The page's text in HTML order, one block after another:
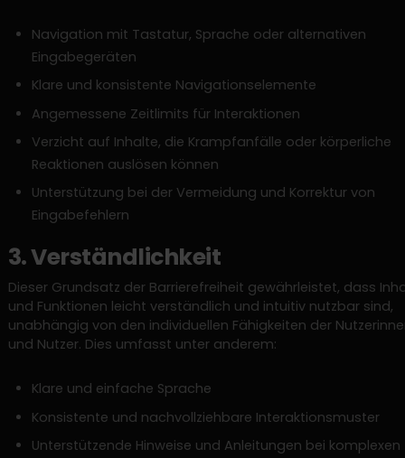
Navigation mit Tastatur, Sprache oder alternativen
Eingabegeräten
Klare und konsistente Navigationselemente
Angemessene Zeitlimits für Interaktionen
Verzicht auf Inhalte, die Krampfanfälle oder körperliche
Reaktionen auslösen können
Unterstützung bei der Vermeidung und Korrektur von
Eingabefehlern
3. Verständlichkeit
Dieser Grundsatz der Barrierefreiheit gewährleistet, dass
und Funktionen leicht verständlich und intuitiv nutzbar sind,
unabhängig von den individuellen Fähigkeiten der
und Nutzer. Dies umfasst unter anderem:
Klare und einfache Sprache
Konsistente und nachvollziehbare Interaktionsmuster
Unterstützende Hinweise und Anleitungen bei komplexen